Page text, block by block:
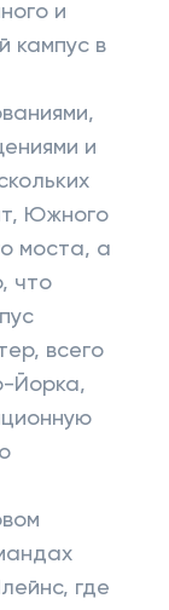
и
кампус в
и
Южного
моста, а
что
всего
Йорка,
где